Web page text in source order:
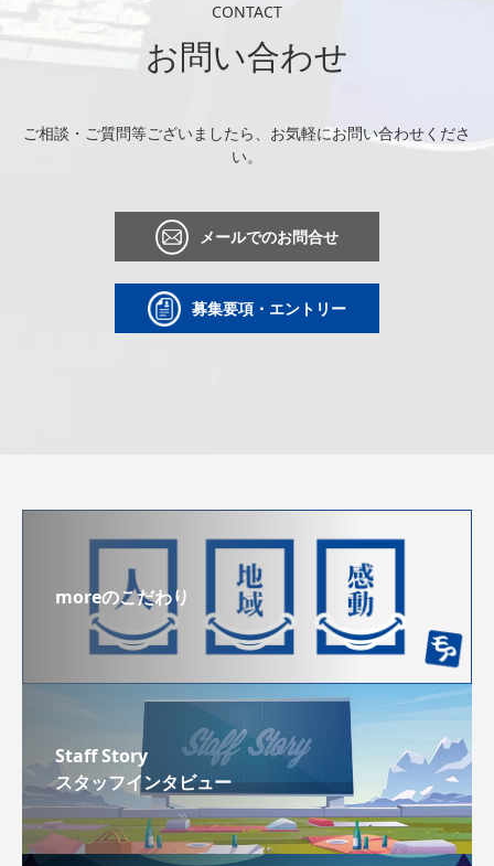
CONTACT
お問い合わせ
ご相談・ご質問等ございましたら、お気軽にお問い合わせくださ
い。
メールでのお問合せ
募集要項・エントリー
moreのこだわり
Staff Story
スタッフインタビュー